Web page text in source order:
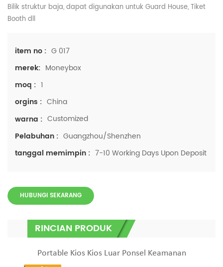
Bilik struktur baja, dapat digunakan untuk Guard House, Tiket
Booth dll
item no : G 017
merek: Moneybox
moq : 1
orgins : China
warna : Customized
Pelabuhan : Guangzhou/Shenzhen
tanggal memimpin : 7-10 Working Days Upon Deposit
HUBUNGI SEKARANG
RINCIAN PRODUK
Portable Kios Kios Luar Ponsel Keamanan